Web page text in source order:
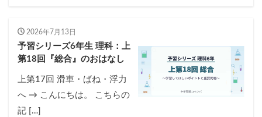
2026年7月13日
予習シリーズ6年生 理科：上
第18回『総合』のおはなし
上第17回 滑車・ばね・浮力
へ → こんにちは。 こちらの
記 […]